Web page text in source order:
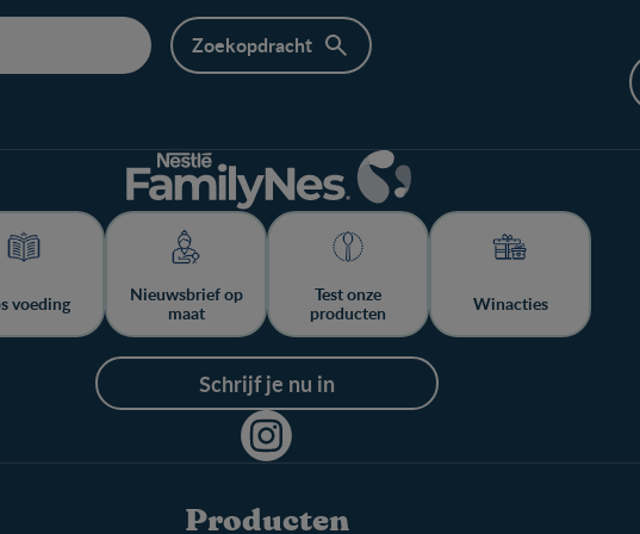
voeding
Nieuwsbrief op
maat
Test onze
producten
Winacties
Schrijf je nu in
Producten